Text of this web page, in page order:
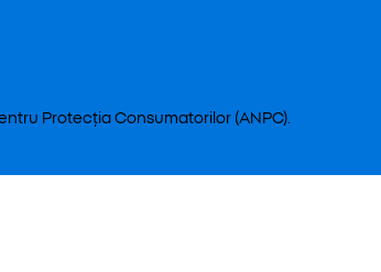
Protecția Consumatorilor (ANPC).